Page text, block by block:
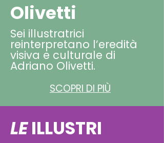
Olivetti
Sei illustratrici
reinterpretano l’eredità
visiva e culturale di
Adriano Olivetti.
SCOPRI DI PIÙ
LEILLUSTRI